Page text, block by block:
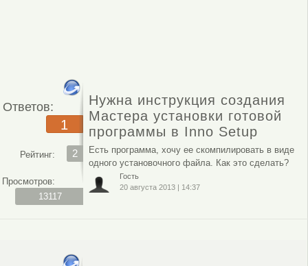
Ответов:
1
Рейтинг: 2
Просмотров:
13117
Нужна инструкция создания
Мастера установки готовой
программы в Inno Setup
Есть программа, хочу ее скомпилировать в виде
одного установочного файла. Как это сделать?
Гость
20 августа 2013| 14:37